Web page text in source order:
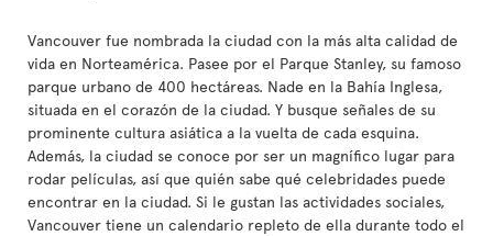
Vancouver fue nombrada la ciudad con la más alta calidad de
vida en Norteamérica. Pasee por el Parque Stanley, su famoso
parque urbano de 400 hectáreas. Nade en la Bahía Inglesa,
situada en el corazón de la ciudad. Y busque señales de su
prominente cultura asiática a la vuelta de cada esquina.
Además, la ciudad se conoce por ser un magnífico lugar para
rodar películas, así que quién sabe qué celebridades puede
encontrar en la ciudad. Si le gustan las actividades sociales,
Vancouver tiene un calendario repleto de ella durante todo el